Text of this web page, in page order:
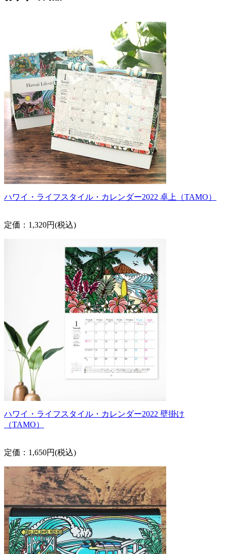
ハワイ・ライフスタイル・カレンダー2022 卓上（TAMO）
定価：1,320円(税込)
ハワイ・ライフスタイル・カレンダー2022 壁掛け
（TAMO）
定価：1,650円(税込)